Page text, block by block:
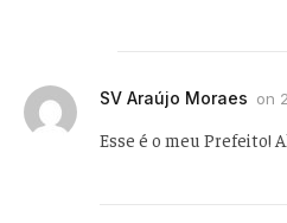
SV Araújo Moraes on
Esse é o meu Prefeito!